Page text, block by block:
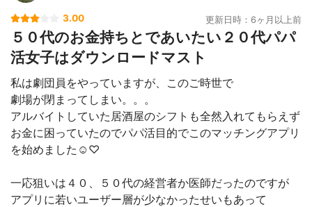
3.00 更新日時：6ヶ月以上前
５０代のお金持ちとであいたい２０代パパ
活女子はダウンロードマスト
私は劇団員をやっていますが、このご時世で
劇場が閉まってしまい。。。
アルバイトしていた居酒屋のシフトも全然入れてもらえず
お金に困っていたのでパパ活目的でこのマッチングアプリ
を始めました☺️♡
一応狙いは４０、５０代の経営者か医師だったのですが
アプリに若いユーザー層が少なかったせいもあって